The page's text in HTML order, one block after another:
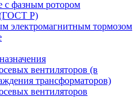
с фазным ротором
Р)
электромагнитным тормозом
вентиляторов (в
трансформаторов)
вентиляторов